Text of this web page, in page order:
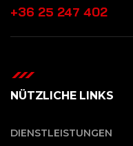
+36 25 247 402
NÜTZLICHE LINKS
DIENSTLEISTUNGEN